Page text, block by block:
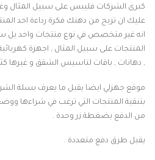
كبرى الشركات فليبس على سبيل المثال
عليك ان تزيح من دهنك فكرة رداءة احد
انه غير متخصص في نوع منتجات واحد بل
المنتجات على سبيل المثال , اجهزة
, دهانات , باقات لتاسيس الشقق و غيرها
موقع جهزلي ايضا يقبل ما يعرف بسلة
بتنقية المنتجات التي ترغب في شراءها
من الدفع بضغطة زر وحدة .
يقبل طرق دفع متعددة .